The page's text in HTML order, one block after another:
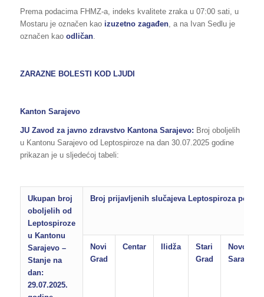
Prema podacima FHMZ-a, indeks kvalitete zraka u 07:00 sati, u
Mostaru je označen kao izuzetno zagađen, a na Ivan Sedlu je
označen kao odličan.
ZARAZNE BOLESTI KOD LJUDI
Kanton Sarajevo
JU Zavod za javno zdravstvo Kantona Sarajevo: Broj oboljelih
u Kantonu Sarajevo od Leptospiroze na dan 30.07.2025 godine
prikazan je u sljedećoj tabeli:
Ukupan broj
oboljelih od
Leptospiroze
u Kantonu
Sarajevo –
Stanje na
dan:
29.07.2025.
Broj prijavljenih slučajeva Leptospiroza po
Novi
Grad
Centar Ilidža
Stari
Grad
Novo
Sarajevo